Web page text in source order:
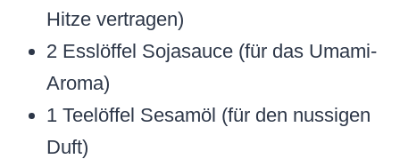
Hitze vertragen)
2 Esslöffel Sojasauce (für das Umami-
Aroma)
1 Teelöffel Sesamöl (für den nussigen
Duft)